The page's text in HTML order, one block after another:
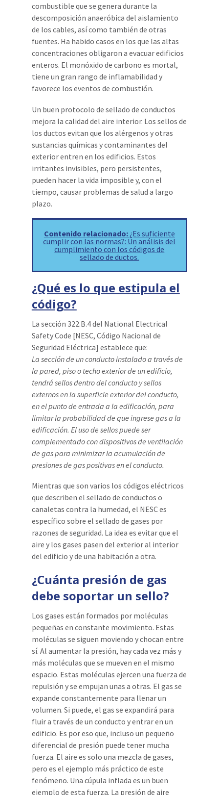
combustible que se genera durante la
descomposición anaeróbica del aislamiento
de los cables, así como también de otras
fuentes. Ha habido casos en los que las altas
concentraciones obligaron a evacuar edificios
enteros. El monóxido de carbono es mortal,
tiene un gran rango de inflamabilidad y
favorece los eventos de combustión.
Un buen protocolo de sellado de conductos
mejora la calidad del aire interior. Los sellos de
los ductos evitan que los alérgenos y otras
sustancias químicas y contaminantes del
exterior entren en los edificios. Estos
irritantes invisibles, pero persistentes,
pueden hacer la vida imposible y, con el
tiempo, causar problemas de salud a largo
plazo.
Contenido relacionado: ¿Es suficiente
cumplir con las normas?: Un análisis del
cumplimiento con los códigos de
sellado de ductos.
¿Qué es lo que estipula el
código?
La sección 322.B.4 del National Electrical
Safety Code [NESC, Código Nacional de
Seguridad Eléctrica] establece que:
La sección de un conducto instalado a través de
la pared, piso o techo exterior de un edificio,
tendrá sellos dentro del conducto y sellos
externos en la superficie exterior del conducto,
en el punto de entrada a la edificación, para
limitar la probabilidad de que ingrese gas a la
edificación. El uso de sellos puede ser
complementado con dispositivos de ventilación
de gas para minimizar la acumulación de
presiones de gas positivas en el conducto.
Mientras que son varios los códigos eléctricos
que describen el sellado de conductos o
canaletas contra la humedad, el NESC es
específico sobre el sellado de gases por
razones de seguridad. La idea es evitar que el
aire y los gases pasen del exterior al interior
del edificio y de una habitación a otra.
¿Cuánta presión de gas
debe soportar un sello?
Los gases están formados por moléculas
pequeñas en constante movimiento. Estas
moléculas se siguen moviendo y chocan entre
sí. Al aumentar la presión, hay cada vez más y
más moléculas que se mueven en el mismo
espacio. Estas moléculas ejercen una fuerza de
repulsión y se empujan unas a otras. El gas se
expande constantemente para llenar un
volumen. Si puede, el gas se expandirá para
fluir a través de un conducto y entrar en un
edificio. Es por eso que, incluso un pequeño
diferencial de presión puede tener mucha
fuerza. El aire es solo una mezcla de gases,
pero es el ejemplo más práctico de este
fenómeno. Una cúpula inflada es un buen
ejemplo de esta fuerza. La presión de aire